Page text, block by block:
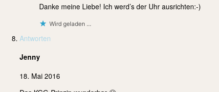
Danke meine Liebe! Ich werd’s der Uhr ausrichten:-)
Wird geladen …
Antworten
Jenny
18. Mai 2016